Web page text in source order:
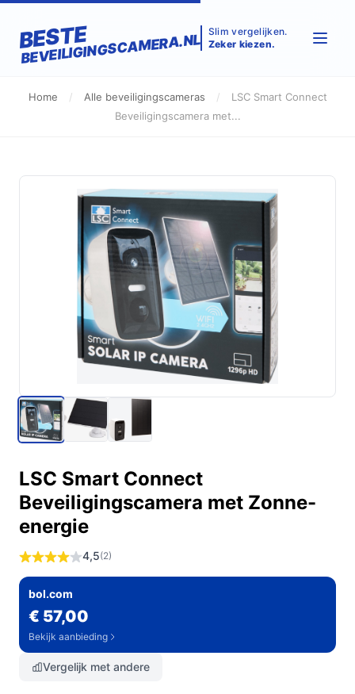
BESTE
BEVEILIGINGSCAMERA.NL Slim vergelijken.
Zeker kiezen.
Home / Alle beveiligingscameras /
LSC Smart Connect
Beveiligingscamera met...
LSC Smart Connect
Beveiligingscamera met Zonne-
energie
4,5(2)
bol.com
€ 57,00
Bekijk aanbieding
Vergelijk met andere